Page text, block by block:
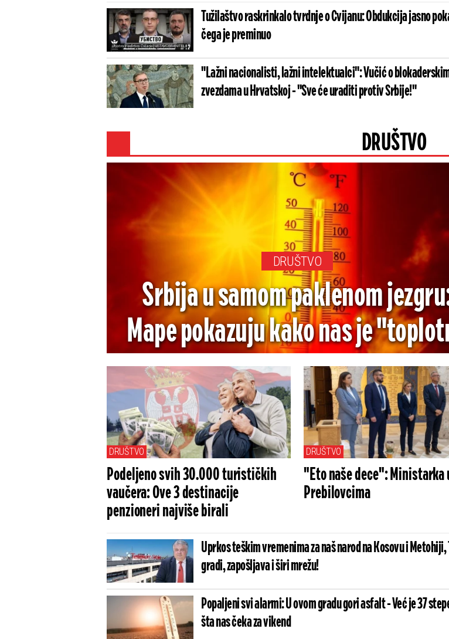
Tužilaštvo raskrinkalo tvrdnje o Cvijanu: Obdukcija jasno
čega je preminuo
"Lažni nacionalisti, lažni intelektualci": Vučić o
zvezdama u Hrvatskoj - "Sve će uraditi protiv Srbije!"
DRUŠTVO
DRUŠTVO
Srbija u samom paklenom
Mape pokazuju kako nas je
kupola" potpuno zarobila, živa ide
43 stepena
DRUŠTVO
Podeljeno svih 30.000 turističkih
vaučera: Ove 3 destinacije
penzioneri najviše birali
DRUŠTVO
"Eto naše dece": Ministarka
Prebilovcima
Uprkos teškim vremenima za naš narod na Kosovu i Metohiji,
gradi, zapošljava i širi mrežu!
Popaljeni svi alarmi: U ovom gradu gori asfalt - Već je 37
šta nas čeka za vikend